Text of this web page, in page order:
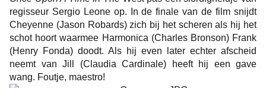
regisseur Sergio Leone op. In de finale van de film snijdt
Cheyenne (Jason Robards) zich bij het scheren als hij het
schot hoort waarmee Harmonica (Charles Bronson) Frank
(Henry Fonda) doodt. Als hij even later echter afscheid
neemt van Jill (Claudia Cardinale) heeft hij een gave
wang. Foutje, maestro!